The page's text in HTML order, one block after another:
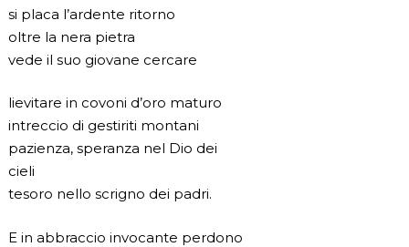
si placa l’ardente ritorno
oltre la nera pietra
vede il suo giovane cercare
lievitare in covoni d’oro maturo
intreccio di gestiriti montani
pazienza, speranza nel Dio dei
cieli
tesoro nello scrigno dei padri.
E in abbraccio invocante perdono